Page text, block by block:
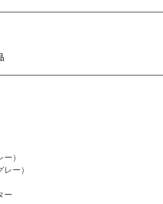
）
ー）
ー